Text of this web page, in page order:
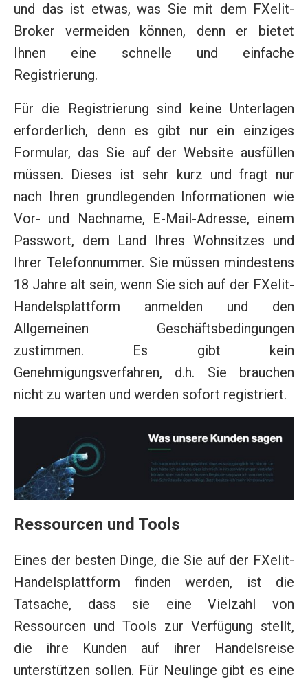
und das ist etwas, was Sie mit dem FXelit-
Broker vermeiden können, denn er bietet
Ihnen eine schnelle und einfache
Registrierung.
Für die Registrierung sind keine Unterlagen
erforderlich, denn es gibt nur ein einziges
Formular, das Sie auf der Website ausfüllen
müssen. Dieses ist sehr kurz und fragt nur
nach Ihren grundlegenden Informationen wie
Vor- und Nachname, E-Mail-Adresse, einem
Passwort, dem Land Ihres Wohnsitzes und
Ihrer Telefonnummer. Sie müssen mindestens
18 Jahre alt sein, wenn Sie sich auf der FXelit-
Handelsplattform anmelden und den
Allgemeinen Geschäftsbedingungen
zustimmen. Es gibt kein
Genehmigungsverfahren, d.h. Sie brauchen
nicht zu warten und werden sofort registriert.
Ressourcen und Tools
Eines der besten Dinge, die Sie auf der FXelit-
Handelsplattform finden werden, ist die
Tatsache, dass sie eine Vielzahl von
Ressourcen und Tools zur Verfügung stellt,
die ihre Kunden auf ihrer Handelsreise
unterstützen sollen. Für Neulinge gibt es eine